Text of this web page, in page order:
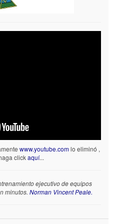
www.youtube.comlo eliminó ,
clickaquí...
ejecutivo de equipos
minutos. Norman Vincent Peale.